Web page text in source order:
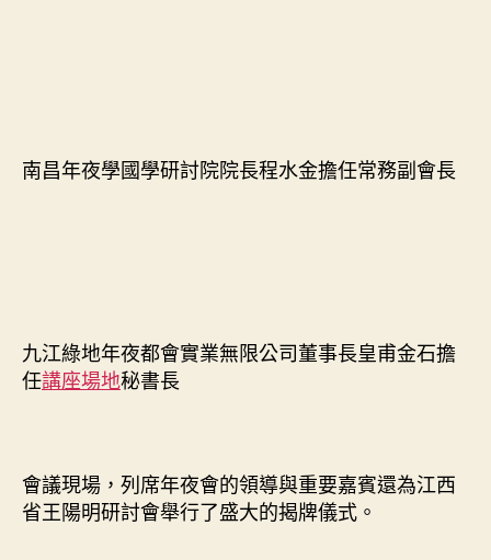
南昌年夜學國學研討院院長程水金擔任常務副會長
九江綠地年夜都會實業無限公司董事長皇甫金石擔
任講座場地秘書長
會議現場，列席年夜會的領導與重要嘉賓還為江西
省王陽明研討會舉行了盛大的揭牌儀式。